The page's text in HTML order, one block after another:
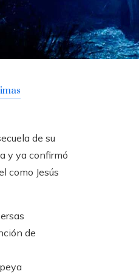
de su
y ya confirmó
como Jesús
de